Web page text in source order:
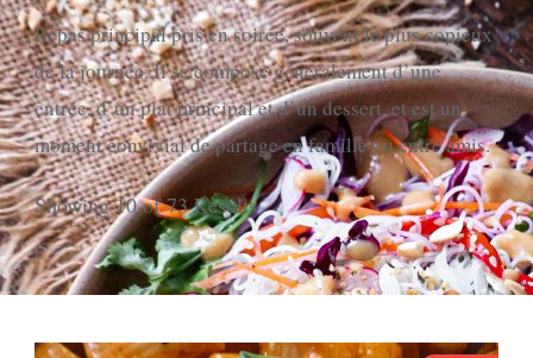
Repas principal pris en soirée, souvent le plus copieux
de la journée. Il se compose généralement d’une
entrée, d’un plat principal et d’un dessert, et est un
moment convivial de partage en famille ou entre amis.
Showing 10 of 73 Results